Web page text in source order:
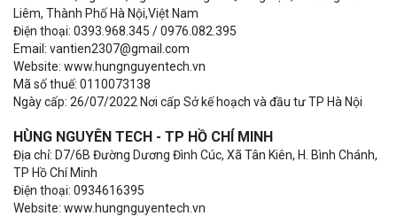
Liêm, Thành Phố Hà Nội,Việt Nam
Điện thoại: 0393.968.345 / 0976.082.395
Email: vantien2307@gmail.com
Website: www.hungnguyentech.vn
Mã số thuế: 0110073138
Ngày cấp: 26/07/2022 Nơi cấp Sở kế hoạch và đầu tư TP Hà Nội
HÙNG NGUYÊN TECH - TP HỒ CHÍ MINH
Địa chỉ: D7/6B Đường Dương Đình Cúc, Xã Tân Kiên, H. Bình Chánh,
TP Hồ Chí Minh
Điện thoại: 0934616395
Website: www.hungnguyentech.vn